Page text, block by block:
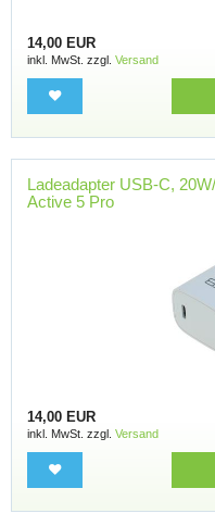
14,00 EUR
inkl. MwSt. zzgl. Versand
Ladeadapter USB-C,
Active 5 Pro
14,00 EUR
inkl. MwSt. zzgl. Versand